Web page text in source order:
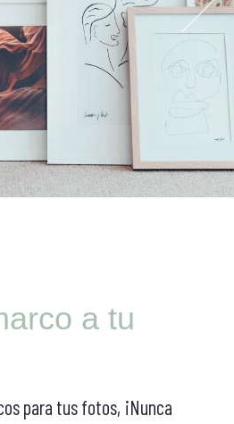
a tu
para tus fotos, ¡Nunca